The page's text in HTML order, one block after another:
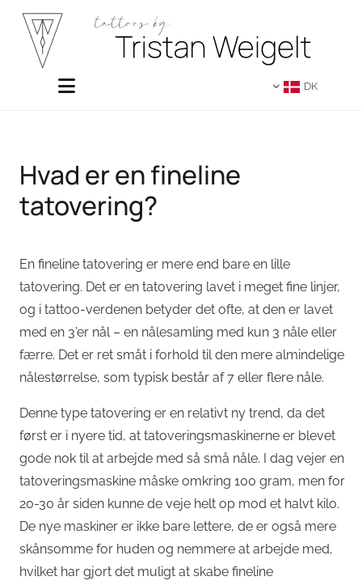
DK
Hvad er en fineline
tatovering?
En fineline tatovering er mere end bare en lille
tatovering. Det er en tatovering lavet i meget fine linjer,
og i tattoo-verdenen betyder det ofte, at den er lavet
med en 3’er nål – en nålesamling med kun 3 nåle eller
færre. Det er ret småt i forhold til den mere almindelige
nålestørrelse, som typisk består af 7 eller flere nåle.
Denne type tatovering er en relativt ny trend, da det
først er i nyere tid, at tatoveringsmaskinerne er blevet
gode nok til at arbejde med så små nåle. I dag vejer en
tatoveringsmaskine måske omkring 100 gram, men for
20-30 år siden kunne de veje helt op mod et halvt kilo.
De nye maskiner er ikke bare lettere, de er også mere
skånsomme for huden og nemmere at arbejde med,
hvilket har gjort det muligt at skabe fineline